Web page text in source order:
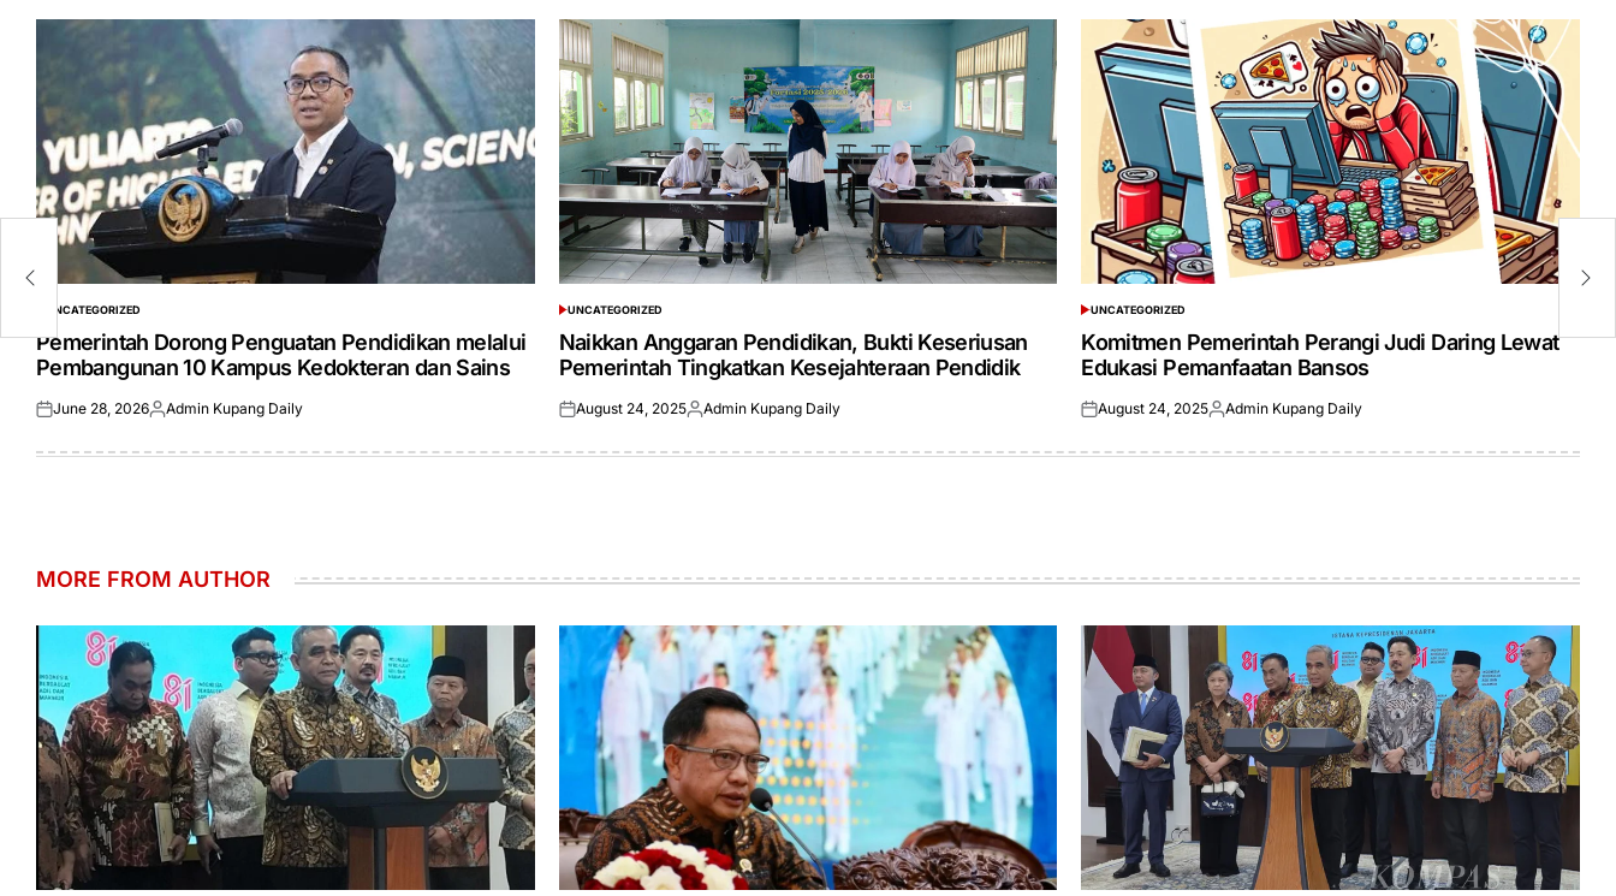
POSTED
UNCATEGORIZED
Pemerintah Dorong Penguatan Pendidikan melalui
Pembangunan 10 Kampus Kedokteran dan Sains
Posted
June 28, 2026Posted
Admin Kupang Daily
POSTED
IN
UNCATEGORIZED
Naikkan Anggaran Pendidikan, Bukti Keseriusan
Pemerintah Tingkatkan Kesejahteraan Pendidik
Posted
August 24, 2025Posted
Admin Kupang Daily
POSTED
IN
UNCATEGORIZED
Komitmen Pemerintah Perangi Judi Daring Lewat
Edukasi Pemanfaatan Bansos
Posted
August 24, 2025Posted
Admin Kupang Daily
MORE FROM AUTHOR